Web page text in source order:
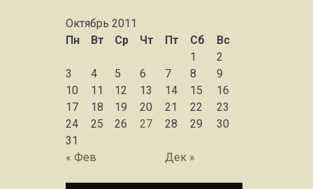
Октябрь 2011
Пн
Вт Ср Чт Пт Сб Вс
« Фев Дек »
1
2
3
4 5 6 7 8
9
10
11 12 13 14 15
16
17
18 19 20 21 22
23
24
25 26 27 28 29
30
31